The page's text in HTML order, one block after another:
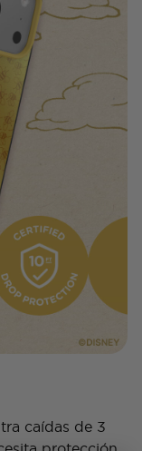
caídas de 3